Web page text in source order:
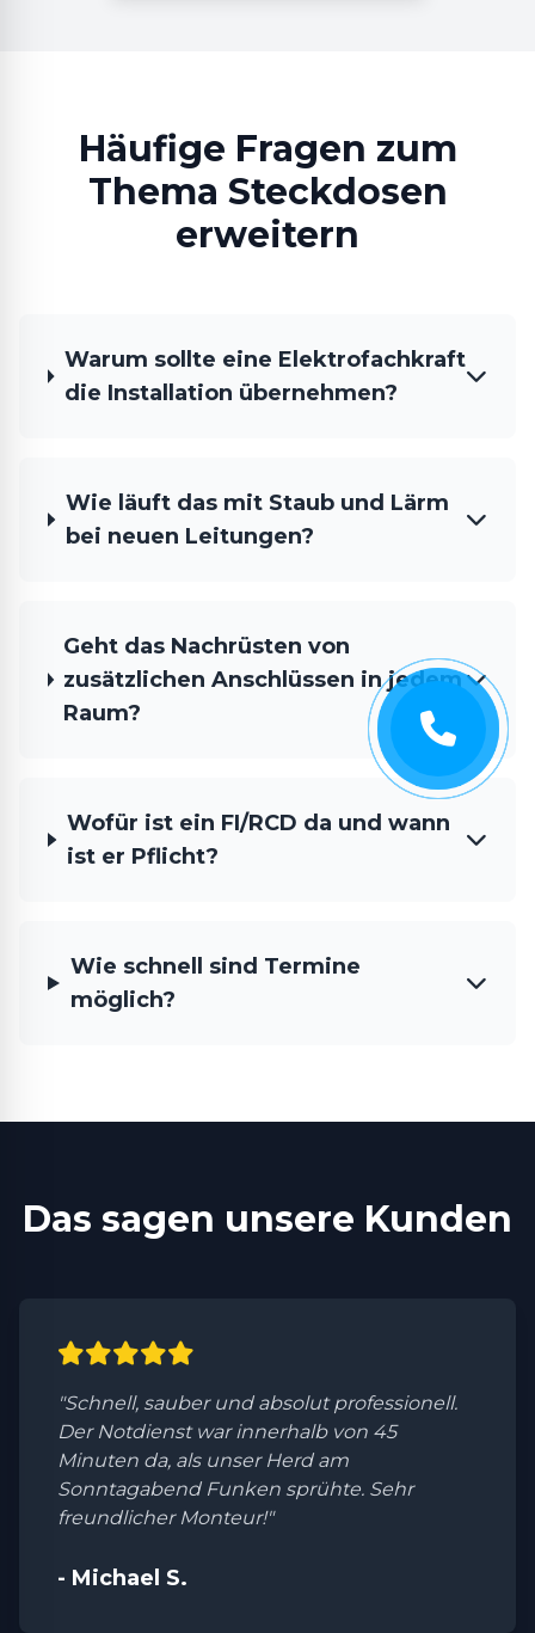
Häufige Fragen zum
Thema Steckdosen
erweitern
Warum sollte eine Elektrofachkraft
die Installation übernehmen?
Wie läuft das mit Staub und Lärm
bei neuen Leitungen?
Geht das Nachrüsten von
zusätzlichen Anschlüssen in jedem
Raum?
Wofür ist ein FI/RCD da und wann
ist er Pflicht?
Wie schnell sind Termine
möglich?
Das sagen unsere Kunden
"Schnell, sauber und absolut professionell.
Der Notdienst war innerhalb von 45
Minuten da, als unser Herd am
Sonntagabend Funken sprühte. Sehr
freundlicher Monteur!"
- Michael S.